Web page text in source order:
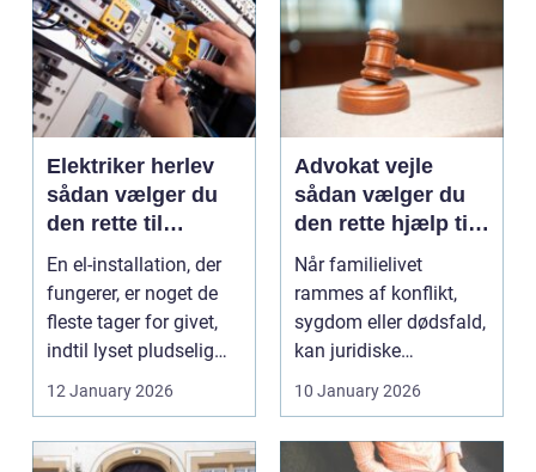
Elektriker herlev
sådan vælger du
den rette til
opgaven
En el-installation, der
fungerer, er noget de
fleste tager for givet,
indtil lyset pludselig
går, el...
12 January 2026
Advokat vejle
sådan vælger du
den rette hjælp til
familien
Når familielivet
rammes af konflikt,
sygdom eller dødsfald,
kan juridiske
spørgsmål hurtigt
vokse si...
10 January 2026